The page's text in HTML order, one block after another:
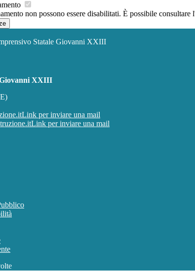
non possono essere disabilitati. È possibile
Statale Giovanni XXIII
XXIII
Link per inviare una mail
Link per inviare una mail